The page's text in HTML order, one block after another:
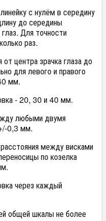
с нулём в середину
до середины
Для точности
раз.
центра зрачка глаза до
для левого и правого
мм.
- 20, 30 и 40 мм.
любыми двумя
0,3 мм.
между висками
по козелка
через каждый
общей шкалы не более